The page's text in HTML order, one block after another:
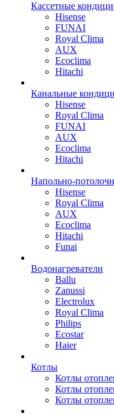
Кассетные
Hisense
FUNAI
Royal Clima
AUX
Ecoclima
Hitachi
Канальные
Hisense
Royal Clima
FUNAI
AUX
Ecoclima
Hitachi
Напольно-
Hisense
Royal Clima
AUX
Ecoclima
Hitachi
Funai
Водонагреватели
Ballu
Zanussi
Electrolux
Royal Clima
Philips
Ecostar
Haier
Котлы
Котлы
Котлы
Котлы